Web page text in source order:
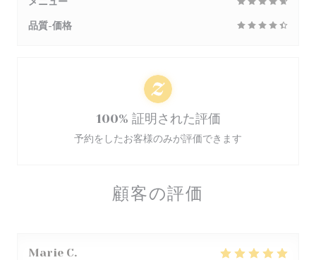
顧客の評価
Marie C
品質-価格
100% 証明された評価
予約をしたお客様のみが評価できます